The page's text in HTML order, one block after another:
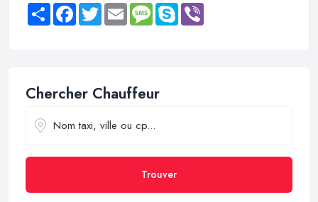
Share FacebookTwitter Email MessageSkype
Chercher Chauffeur
Trouver